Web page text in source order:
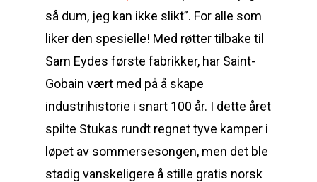
så dum, jeg kan ikke slikt”. For alle som
liker den spesielle! Med røtter tilbake til
Sam Eydes første fabrikker, har Saint-
Gobain vært med på å skape
industrihistorie i snart 100 år. I dette året
spilte Stukas rundt regnet tyve kamper i
løpet av sommersesongen, men det ble
stadig vanskeligere å stille gratis norsk